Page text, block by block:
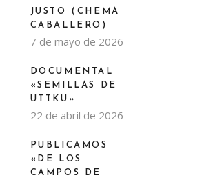
JUSTO (CHEMA
CABALLERO)
7 de mayo de 2026
DOCUMENTAL
«SEMILLAS DE
UTTKU»
22 de abril de 2026
PUBLICAMOS
«DE LOS
CAMPOS DE